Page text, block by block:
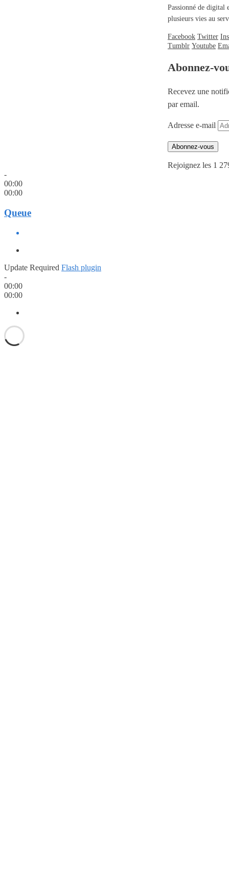
Passionné de digital
plusieurs vies au
Facebook Twitter
Tumblr Youtube
Abonnez-
Recevez une
par email.
Adresse e-mail
Abonnez-vous
Rejoignez les 1
-
00:00
00:00
Queue
Update Required Flash plugin
-
00:00
00:00